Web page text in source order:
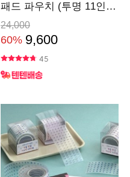
패드 파우치 (투명 11인치
13인치)
24,000
60% 9,600
45